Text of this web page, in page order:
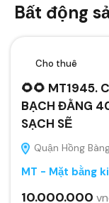
Bất động
Cho thuê
🌻🌻 MT1945.
BẠCH ĐẰNG
SẠCH SẼ
Quận Hồng
MT - Mặt bằng
10.000.000